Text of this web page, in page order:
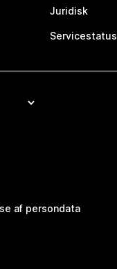
Juridisk
Servicestatus
af persondata